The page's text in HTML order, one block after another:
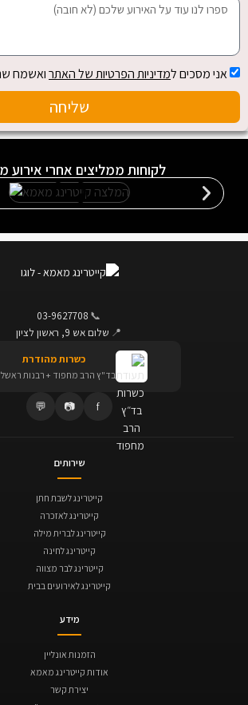
אני מסכים למדיניות הפרטיות של האתרואשמח
שליחה
לקוחות ממליצים אחרי אירוע
📞
03-9627708
📍 שלום אש 9, ראשון לציון
כשרות מהודרת
בד"ץ הרב מחפוד + רבנות
f
📷
💬
שירותים
קייטרינג לשבת חתן
קייטרינג לאזכרה
קייטרינג לברית מילה
קייטרינג לחינה
קייטרינג לבר מצווה
קייטרינג לאירועים בבית
מידע
הזמנות אונליין
אודות קייטרינג מאמא
יצירת קשר